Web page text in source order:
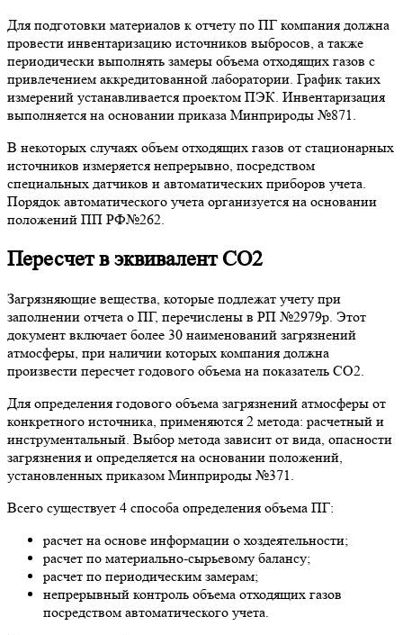
Для подготовки материалов к отчету по ПГ компания должна
провести инвентаризацию источников выбросов, а также
периодически выполнять замеры объема отходящих газов с
привлечением аккредитованной лаборатории. График таких
измерений устанавливается проектом ПЭК. Инвентаризация
выполняется на основании приказа Минприроды №871.
В некоторых случаях объем отходящих газов от стационарных
источников измеряется непрерывно, посредством
специальных датчиков и автоматических приборов учета.
Порядок автоматического учета организуется на основании
положений ПП РФ№262.
Пересчет в эквивалент СО2
Загрязняющие вещества, которые подлежат учету при
заполнении отчета о ПГ, перечислены в РП №2979р. Этот
документ включает более 30 наименований загрязнений
атмосферы, при наличии которых компания должна
произвести пересчет годового объема на показатель СО2.
Для определения годового объема загрязнений атмосферы от
конкретного источника, применяются 2 метода: расчетный и
инструментальный. Выбор метода зависит от вида, опасности
загрязнения и определяется на основании положений,
установленных приказом Минприроды №371.
Всего существует 4 способа определения объема ПГ:
расчет на основе информации о хоздеятельности;
расчет по материально-сырьевому балансу;
расчет по периодическим замерам;
непрерывный контроль объема отходящих газов
посредством автоматического учета.